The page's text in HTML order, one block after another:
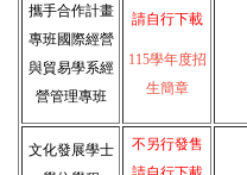
攜手合作計畫
專班國際經營
與貿易學系經
營管理專班
請自行下載
115學年度招
生簡章
文化發展學士
不另行發售